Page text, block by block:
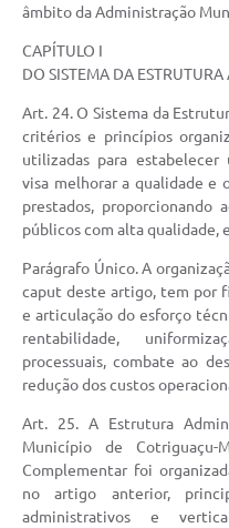
âmbito da Administração
CAPÍTULO I
DO SISTEMA DA
Art. 24. O Sistema da
critérios e princípios
utilizadas para
visa melhorar a qualidade e
prestados, proporcionando
públicos com alta qualidade,
Parágrafo Único. A
caput deste artigo, tem por
e articulação do esforço
rentabilidade,
processuais, combate ao
redução dos custos
Art. 25. A Estrutura
Município de
Complementar foi
no artigo anterior,
administrativos e